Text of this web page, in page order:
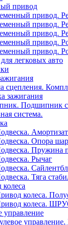
привод
привод.
привод.
привод.
привод.
привод.
легковых авто
сцепления.
зажигания
Подшипник
система.
Опора
Пружина
Рычаг
Тяга
колеса.
колеса.
управление